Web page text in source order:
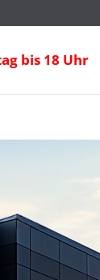
bis 18 Uhr